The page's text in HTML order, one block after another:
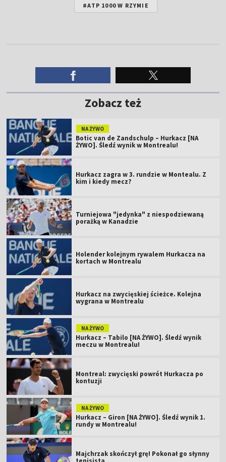
#ATP 1000 W RZYMIE
Zobacz też
NA ŻYWO
Botic van de Zandschulp – Hurkacz [NA
ŻYWO]. Śledź wynik w Montrealu!
Hurkacz zagra w 3. rundzie w Montealu. Z
kim i kiedy mecz?
Turniejowa "jedynka" z niespodziewaną
porażką w Kanadzie
Holender kolejnym rywalem Hurkacza na
kortach w Montrealu
Hurkacz na zwycięskiej ścieżce. Kolejna
wygrana w Montrealu
NA ŻYWO
Hurkacz – Tabilo [NA ŻYWO]. Śledź wynik
meczu w Montrealu!
Montreal: zwycięski powrót Hurkacza po
kontuzji
NA ŻYWO
Hurkacz – Giron [NA ŻYWO]. Śledź wynik 1.
rundy w Montrealu!
Majchrzak skończył grę! Pokonał go słynny